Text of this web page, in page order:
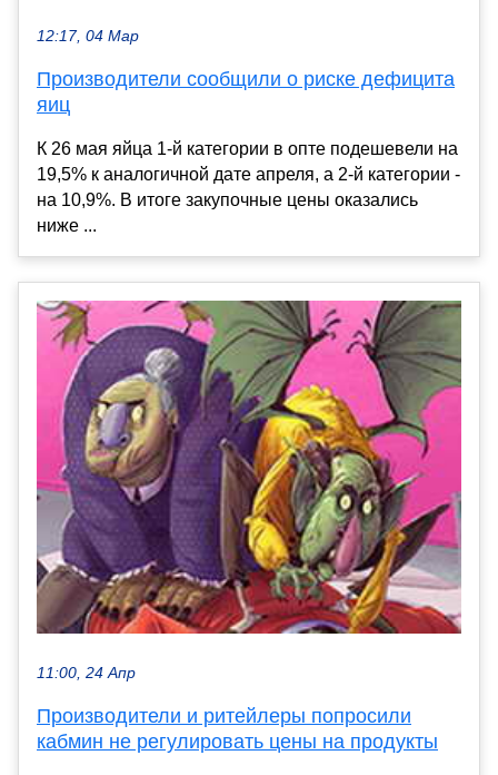
12:17, 04 Мар
Производители сообщили о риске дефицита
яиц
К 26 мая яйца 1-й категории в опте подешевели на
19,5% к аналогичной дате апреля, а 2-й категории -
на 10,9%. В итоге закупочные цены оказались
ниже ...
11:00, 24 Апр
Производители и ритейлеры попросили
кабмин не регулировать цены на продукты